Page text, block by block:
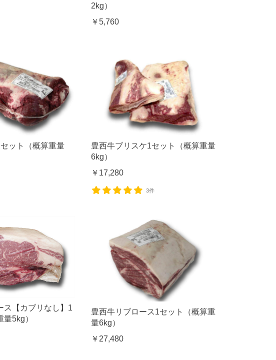
2kg）
￥5,760
ット（概算重量
豊西牛ブリスケ1セット（概算重量
6kg）
￥17,280
3件
ス【カブリなし】1
5kg）
豊西牛リブロース1セット（概算重
量6kg）
￥27,480